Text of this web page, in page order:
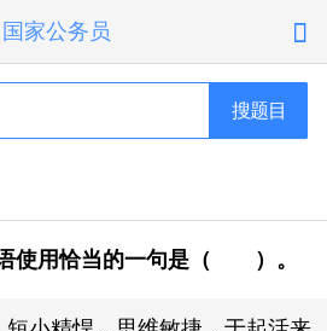
国家公务员 
搜题目
使用恰当的一句是（ ）。